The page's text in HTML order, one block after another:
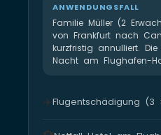
ANWENDUNGSFALL
Familie Müller (2
von Frankfurt nach
kurzfristig annulliert.
Nacht am Flughafen-
✈️Flugentschädigung